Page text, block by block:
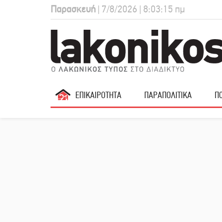
Παρασκευή | 7/8/2026 | 8:03:16 πμ
ΕΠΙΚΑΙΡΟΤΗΤΑ ΠΑΡΑΠΟΛΙΤΙΚΑ